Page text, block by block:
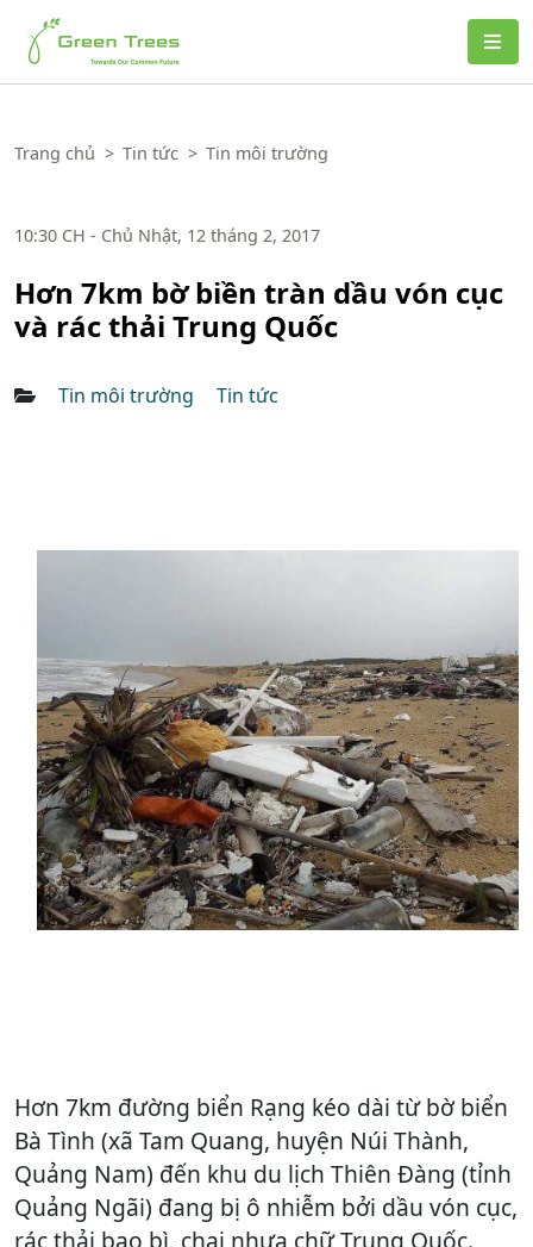
Green Trees
Trang chủ > Tin tức > Tin môi trường
10:30 CH - Chủ Nhật, 12 tháng 2, 2017
Hơn 7km bờ biền tràn dầu vón cục
và rác thải Trung Quốc
Tin môi trường Tin tức
Hơn 7km đường biển Rạng kéo dài từ bờ biển
Bà Tình (xã Tam Quang, huyện Núi Thành,
Quảng Nam) đến khu du lịch Thiên Đàng (tỉnh
Quảng Ngãi) đang bị ô nhiễm bởi dầu vón cục,
rác thải bao bì, chai nhựa chữ Trung Quốc.